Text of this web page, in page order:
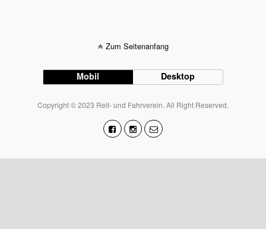
Zum Seitenanfang
Mobil Desktop
Copyright © 2023 Reit- und Fahrverein. All Right Reserved.